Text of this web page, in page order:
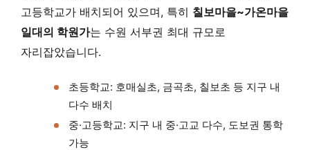
고등학교가 배치되어 있으며, 특히 칠보마을~가온마을
일대의 학원가는 수원 서부권 최대 규모로
자리잡았습니다.
초등학교: 호매실초, 금곡초, 칠보초 등 지구 내
다수 배치
중·고등학교: 지구 내 중·고교 다수, 도보권 통학
가능